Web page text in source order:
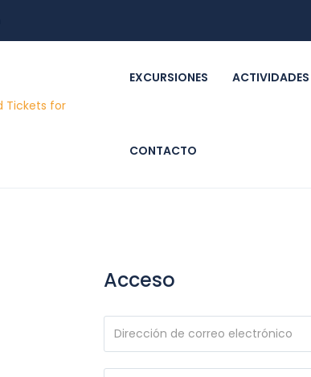
EXCURSIONES ACTIVIDADES
CONTACTO
Acceso